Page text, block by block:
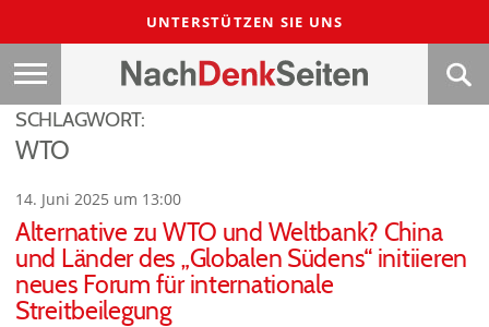
UNTERSTÜTZEN SIE UNS
SCHLAGWORT:
WTO
14. Juni 2025 um 13:00
Alternative zu WTO und Weltbank? China
und Länder des „Globalen Südens“ initiieren
neues Forum für internationale
Streitbeilegung